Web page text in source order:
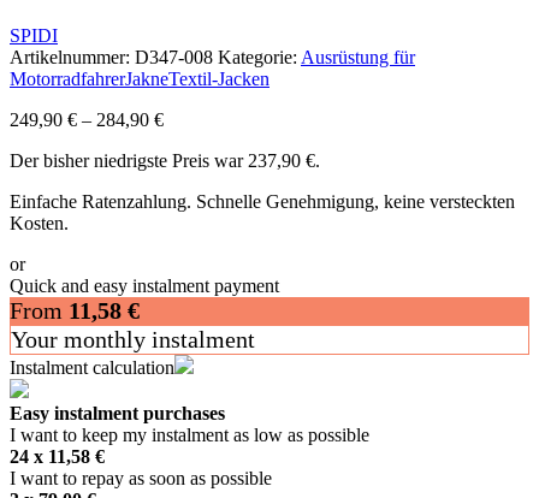
SPIDI
Artikelnummer: D347-008 Kategorie: Ausrüstung für
MotorradfahrerJakneTextil-Jacken
249,90 € – 284,90 €
Der bisher niedrigste Preis war 237,90 €.
Einfache Ratenzahlung. Schnelle Genehmigung, keine versteckten
Kosten.
or
Quick and easy instalment payment
From 11,58 €
Your monthly instalment
Instalment calculation
Easy instalment purchases
I want to keep my instalment as low as possible
24 x 11,58 €
I want to repay as soon as possible